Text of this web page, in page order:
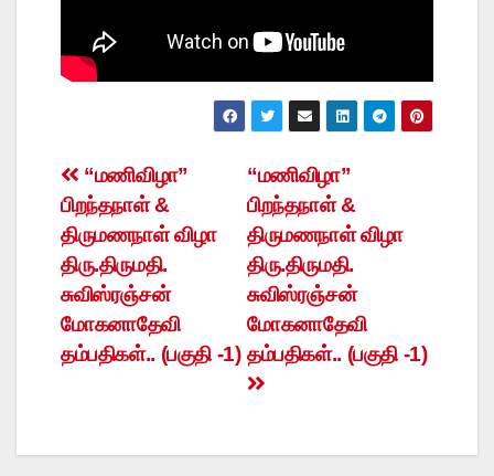
Post
navigation
“மணிவிழா”
பிறந்தநாள் &
திருமணநாள் விழா
திரு.திருமதி.
சுவிஸ்ரஞ்சன்
மோகனாதேவி
தம்பதிகள்.. (பகுதி -1)
“மணிவிழா”
பிறந்தநாள் &
திருமணநாள் விழா
திரு.திருமதி.
சுவிஸ்ரஞ்சன்
மோகனாதேவி
தம்பதிகள்.. (பகுதி -1)